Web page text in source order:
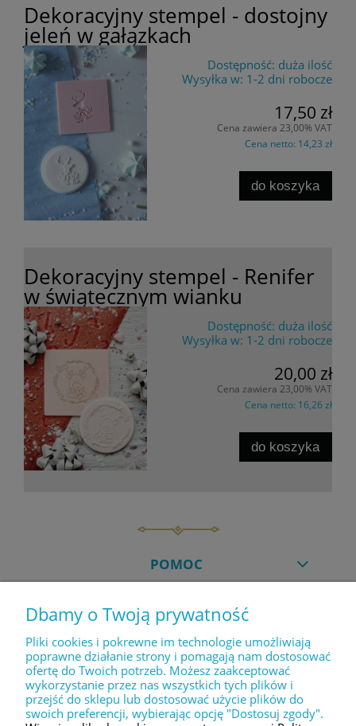
Dekoracyjny stempel - dostojny
jeleń w gałązkach
Dostępność: duża ilość
Wysyłka w: 1-2 dni robocze
17,50 zł
Cena zawiera 23,00% VAT
Cena netto: 14,23 zł
do koszyka
Dekoracyjny stempel - Renifer
w świątecznym wianku
Dostępność: duża ilość
Wysyłka w: 1-2 dni robocze
20,00 zł
Cena zawiera 23,00% VAT
Cena netto: 16,26 zł
do koszyka
POMOC
MOJE KONTO
PŁATNOŚCI I DOSTAWA
Dbamy o Twoją prywatność
Pliki cookies i pokrewne im technologie umożliwiają
poprawne działanie strony i pomagają nam dostosować
ofertę do Twoich potrzeb. Możesz zaakceptować
wykorzystanie przez nas wszystkich tych plików i
przejść do sklepu lub dostosować użycie plików do
swoich preferencji, wybierając opcję "Dostosuj zgody".